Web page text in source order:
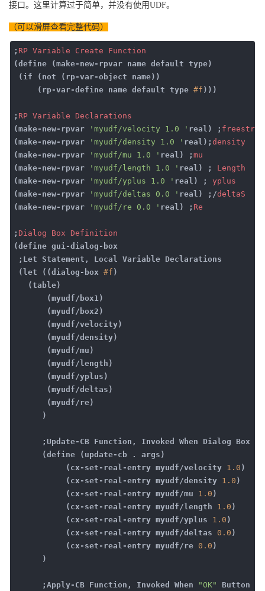
接口。这里计算过于简单，并没有使用UDF。
（可以滑屏查看完整代码）
; RP Variable Create
Function
(define (make-new-rpvar name default type)
(if (not (rp-var-object name))
(rp-var-define name default type #f )))
; RP Variable
Declarations
(make-new-rpvar
'myudf/velocity 1.0 ' real) ;
(make-new-rpvar
'myudf/density 1.0 ' real); density
(make-new-rpvar
'myudf/mu 1.0 ' real) ; mu
(make-new-rpvar
'myudf/length 1.0 ' real) ; Length
(make-new-rpvar
'myudf/yplus 1.0 ' real) ; yplus
(make-new-rpvar
'myudf/deltas 0.0 ' real) ;/deltaS
(make-new-rpvar
'myudf/re 0.0 ' real) ; Re
; Dialog Box
Definition
(define gui-dialog-box
;Let Statement, Local Variable Declarations
(let ((dialog-box #f )
(table)
(myudf/box1)
(myudf/box2)
(myudf/velocity)
(myudf/density)
(myudf/mu)
(myudf/length)
(myudf/yplus)
(myudf/deltas)
(myudf/re)
)
;Update-CB Function, Invoked When Dialog Box Is
(define (update-cb . args)
(cx-set-real-entry myudf/velocity 1.0 )
(cx-set-real-entry myudf/density 1.0 )
(cx-set-real-entry myudf/mu 1.0 )
(cx-set-real-entry myudf/length 1.0 )
(cx-set-real-entry myudf/yplus 1.0 )
(cx-set-real-entry myudf/deltas 0.0 )
(cx-set-real-entry myudf/re 0.0 )
)
;Apply-CB Function, Invoked When "OK" Button